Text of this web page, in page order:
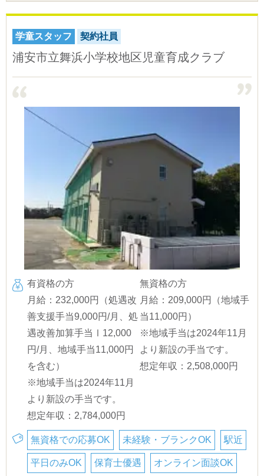
学童スタッフ 契約社員
浦安市立舞浜小学校地区児童育成クラブ
有資格の方
月給：232,000円（処遇改
善支援手当9,000円/月、処
遇改善加算手当Ⅰ12,000
円/月、地域手当11,000円
を含む）
※地域手当は2024年11月
より新設の手当です。
想定年収：2,784,000円
無資格の方
月給：209,000円（地域手
当11,000円）
※地域手当は2024年11月
より新設の手当です。
想定年収：2,508,000円
無資格での応募OK 未経験・ブランクOK 駅近
平日のみOK 保育士優遇 オンライン面談OK